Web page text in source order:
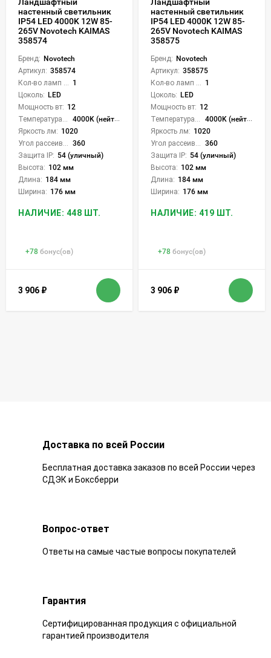
Ландшафтный
настенный светильник
IP54 LED 4000K 12W 85-
265V Novotech KAIMAS
358574
Бренд: Novotech
Артикул: 358574
Кол-во ламп или LED: 1
Цоколь: LED
Мощность вт: 12
Температура света:
4000K (нейтральный)
Яркость лм: 1020
Угол рассеивания света °: 360
Защита IP: 54 (уличный)
Высота: 102 мм
Длина: 184 мм
Ширина: 176 мм
НАЛИЧИЕ: 448 ШТ.
+78 бонус(ов)
3 906 ₽
Ландшафтный
настенный светильник
IP54 LED 4000K 12W 85-
265V Novotech KAIMAS
358575
Бренд: Novotech
Артикул: 358575
Кол-во ламп или LED: 1
Цоколь: LED
Мощность вт: 12
Температура света:
4000K (нейтральный)
Яркость лм: 1020
Угол рассеивания света °: 360
Защита IP: 54 (уличный)
Высота: 102 мм
Длина: 184 мм
Ширина: 176 мм
НАЛИЧИЕ: 419 ШТ.
+78 бонус(ов)
3 906 ₽
Доставка по всей России
Бесплатная доставка заказов по всей России через
СДЭК и Боксберри
Вопрос-ответ
Ответы на самые частые вопросы покупателей
Гарантия
Сертифицированная продукция с официальной
гарантией производителя